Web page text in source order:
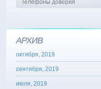
Телефоны доверия
АРХИВ
октября, 2019
сентября, 2019
июля, 2019